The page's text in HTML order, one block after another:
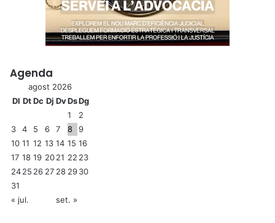
Agenda
agost 2026
Dl DtDc Dj DvDsDg
1
2
3
4 5 6 7 8
9
10 11 12 13 14 15 16
17 18 19 2021 22 23
2425 26 27 28 2930
31
« jul.
set. »